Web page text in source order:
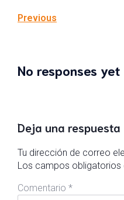
Previous
No responses yet
Deja una respuesta
Tu dirección de correo
Los campos
Comentario *